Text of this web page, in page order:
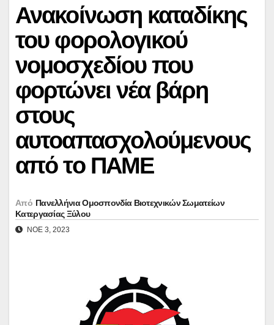
Ανακοίνωση καταδίκης
του φορολογικού
νομοσχεδίου που
φορτώνει νέα βάρη
στους
αυτοαπασχολούμενους
από το ΠΑΜΕ
Από Πανελλήνια Ομοσπονδία Βιοτεχνικών Σωματείων
Κατεργασίας Ξύλου
ΝΟΈ 3, 2023